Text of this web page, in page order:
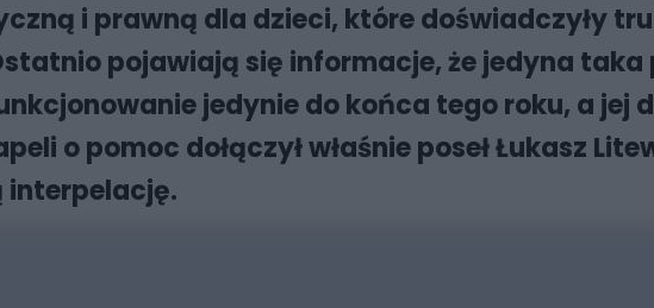
i prawną dla dzieci, które doświadczyły
pojawiają się informacje, że jedyna
jedynie do końca tego roku, a jej
o pomoc dołączył właśnie poseł Łukasz
interpelację.